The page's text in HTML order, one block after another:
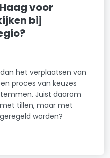
voor
bij
het verplaatsen van
proces van keuzes
Juist daarom
tillen, maar met
worden?